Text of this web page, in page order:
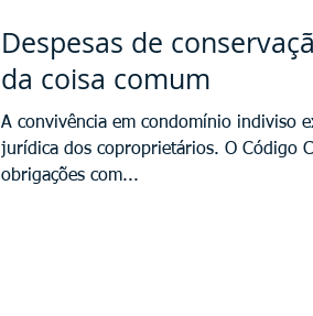
Despesas de
da coisa comum
A convivência em condomínio indiviso
jurídica dos coproprietários. O Código
obrigações com...